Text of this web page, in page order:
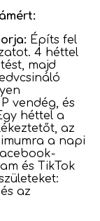
Építs fel
4 héttel
majd
vendég, és
héttel a
az
a napi
és TikTok
az